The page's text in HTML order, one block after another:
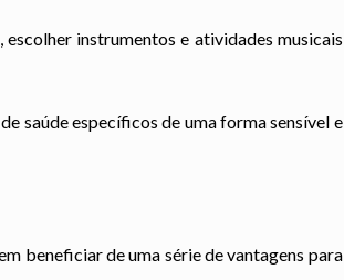
instrumentos e atividades musicais
saúde específicos de uma forma sensível e
beneficiar de uma série de vantagens para